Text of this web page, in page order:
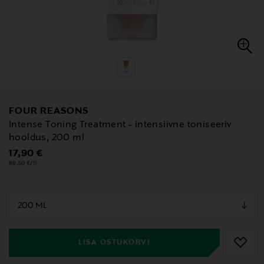
FOUR REASONS
Intense Toning Treatment - intensiivne toniseeriv
hooldus, 200 ml
Original Price
17,90 €
89,50 €/1l
LISA OSTUKORVI